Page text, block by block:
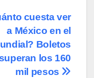
cuesta ver
a México en el
Boletos
los 160
mil pesos